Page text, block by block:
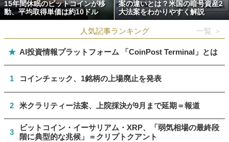
15年間休眠のビットコインが移
動、平均取得単価は約10ドル
案の違いとは？米国の暗号資産2
大法案をわかりやすく解説
人気記事ランキング 一覧 ＞
★ AI投資情報プラットフォーム 「CoinPost Terminal」とは
1 コインチェック、1銘柄の上場廃止を発表
2 米クラリティー法案、上院採決が9月まで延期＝報道
3
ビットコイン・イーサリアム・XRP、「弱気相場の最終段
階に典型的な兆候」＝クリプトクアント